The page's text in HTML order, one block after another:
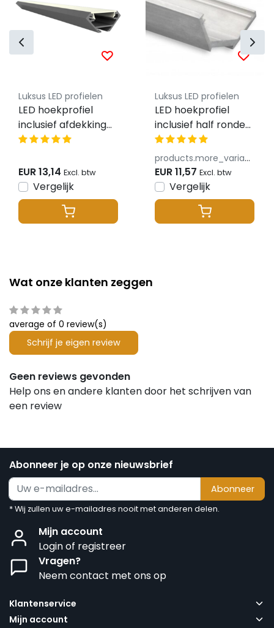
Luksus LED profielen
LED hoekprofiel
inclusief afdekking
27.05 x 12.35 mm -
EUR 13,14 Excl. btw
Vergelijk
Luksus LED profielen
LED hoekprofiel
inclusief half ronde
afdekking 22,63mm
x 8,06mm - C25ALUproducts.more_variants_available
EUR 11,57 Excl. btw
Vergelijk
Wat onze klanten zeggen
average of 0 review(s)
Schrijf je eigen review
Geen reviews gevonden
Help ons en andere klanten door het schrijven van
een review
Abonneer je op onze nieuwsbrief
Abonneer
* Wij zullen uw e-mailadres nooit met anderen delen.
Mijn account
Login of registreer
Vragen?
Neem contact met ons op
Klantenservice
Mijn account